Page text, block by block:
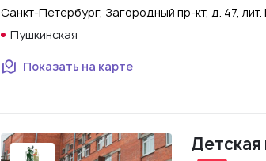
Санкт-Петербург, Загородный пр-кт, д. 47, лит.
Пушкинская
Показать на карте